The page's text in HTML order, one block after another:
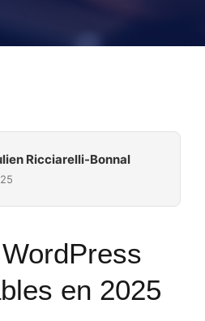
Ricciarelli-Bonnal
en 2025